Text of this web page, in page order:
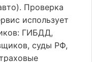
Проверка
использует
ГИБДД,
суды РФ,